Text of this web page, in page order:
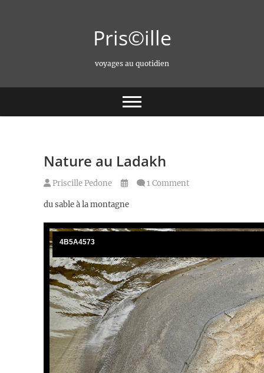
Pris©ille
voyages au quotidien
Nature au Ladakh
Priscille Pedone 1 Comment
du sable à la montagne
4B5A4553